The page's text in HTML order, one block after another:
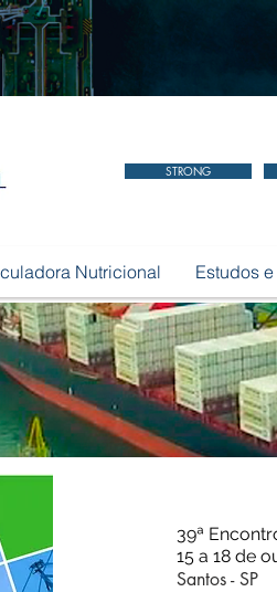
STRONG
Nutricional Estudos
39ª
15 a 18 de
Santos - SP